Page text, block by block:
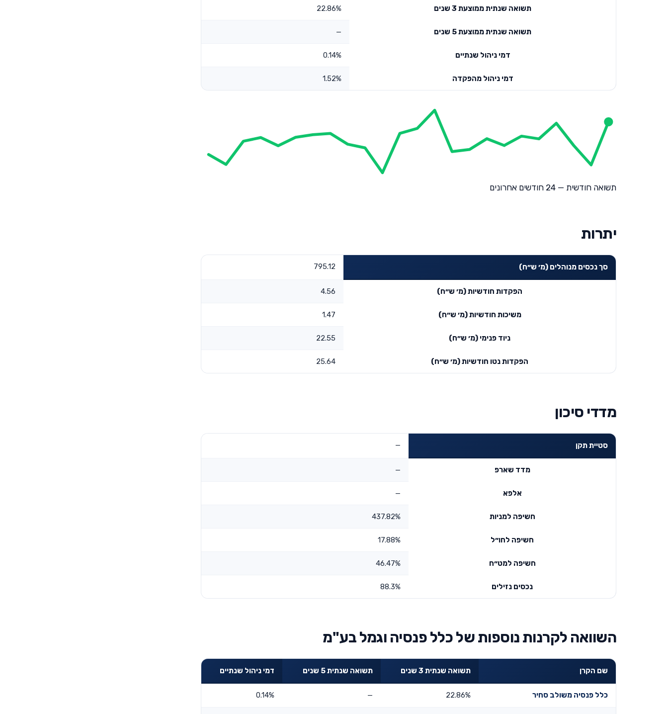
תשואה שנתית ממוצעת 3 שנים 22.86%
תשואה שנתית ממוצעת 5 שנים —
דמי ניהול שנתיים 0.14%
דמי ניהול מהפקדה 1.52%
תשואה חודשית — 24 חודשים אחרונים
יתרות
סך נכסים מנוהלים (מ׳ ש״ח) 795.12
הפקדות חודשיות (מ׳ ש״ח) 4.56
משיכות חודשיות (מ׳ ש״ח) 1.47
ניוד פנימי (מ׳ ש״ח) 22.55
הפקדות נטו חודשיות (מ׳ ש״ח) 25.64
מדדי סיכון
סטיית תקן —
מדד שארפ —
אלפא —
חשיפה למניות 437.82%
חשיפה לחו״ל 17.88%
חשיפה למט״ח 46.47%
נכסים נזילים 88.3%
השוואה לקרנות נוספות של כלל פנסיה וגמל בע"מ
שם הקרן תשואה שנתית 3 שנים תשואה שנתית 5 שנים דמי ניהול שנתיים
כלל פנסיה משולב סחיר 22.86%
—
0.14%